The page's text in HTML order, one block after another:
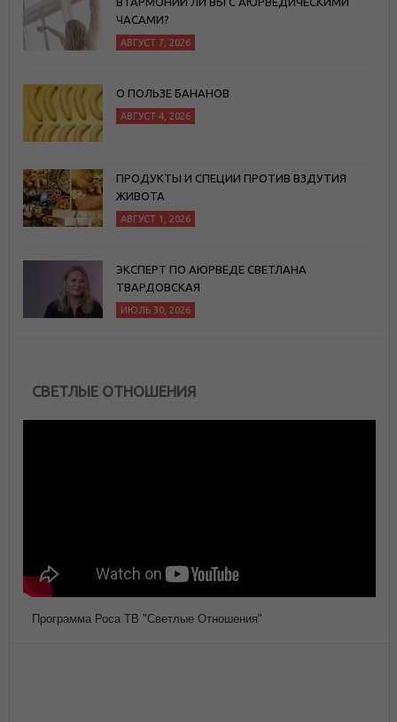
ЧАСАМИ?
АВГУСТ 7, 2026
О ПОЛЬЗЕ БАНАНОВ
АВГУСТ 4, 2026
ПРОДУКТЫ И СПЕЦИИ ПРОТИВ ВЗДУТИЯ
ЖИВОТА
АВГУСТ 1, 2026
ЭКСПЕРТ ПО АЮРВЕДЕ СВЕТЛАНА
ТВАРДОВСКАЯ
ИЮЛЬ 30, 2026
СВЕТЛЫЕ ОТНОШЕНИЯ
Программа Роса ТВ "Светлые Отношения"